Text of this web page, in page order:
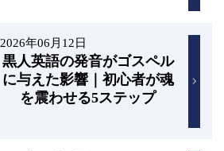
2026年06月12日
黒人英語の発音がゴスペル
に与えた影響｜初心者が魂
を震わせる5ステップ